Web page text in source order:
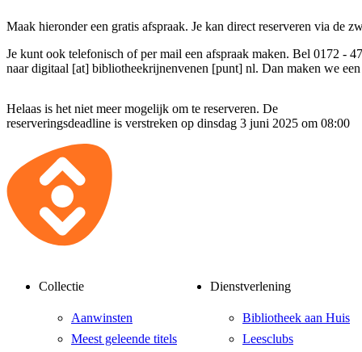
Maak hieronder een gratis afspraak. Je kan direct reserveren via de
Je kunt ook telefonisch of per mail een afspraak maken. Bel 0172 -
naardigitaal [at] bibliotheekrijnenvenen [punt] nl. Dan maken we
Helaas is het niet meer mogelijk om te reserveren. De
reserveringsdeadline is verstreken op dinsdag 3 juni 2025 om 08:00
Collectie
Aanwinsten
Meest geleende titels
Dienstverlening
Bibliotheek aan Huis
Leesclubs